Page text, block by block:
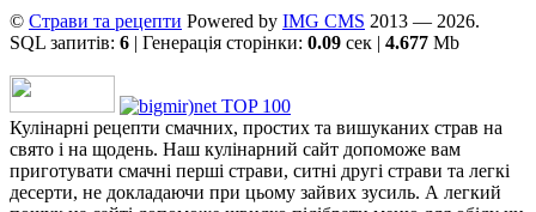
© Страви та рецепти Powered by ІMG CMS 2013 — 2026.
SQL запитів: 6 | Генерація сторінки: 0.09 сек | 4.677 Mb
Кулінарні рецепти смачних, простих та вишуканих страв на
свято і на щодень. Наш кулінарний сайт допоможе вам
приготувати смачні перші страви, ситні другі страви та легкі
десерти, не докладаючи при цьому зайвих зусиль. А легкий